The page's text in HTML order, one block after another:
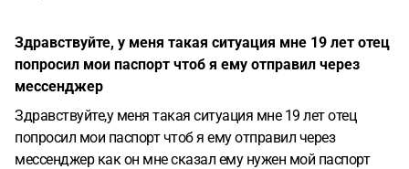
Здравствуйте, у меня такая ситуация мне 19 лет отец
попросил мои паспорт чтоб я ему отправил через
мессенджер
Здравствуйте,у меня такая ситуация мне 19 лет отец
попросил мои паспорт чтоб я ему отправил через
мессенджер как он мне сказал ему нужен мой паспорт